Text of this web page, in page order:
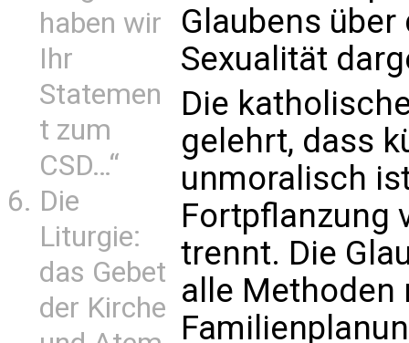
haben wir
Ihr
Statemen
t zum
CSD…“
Die
Liturgie:
das Gebet
der Kirche
Glaubens
Sexualität
Die
gelehrt, dass
unmoralisch
Fortpflanzung
trennt. Die
alle Methoden